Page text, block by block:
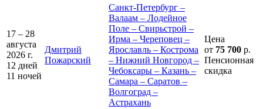
17 – 28
августа
2026 г.
12 дней
11 ночей
Дмитрий
Пожарский
Санкт-Петербург –
Валаам – Лодейное
Поле – Свирьстрой –
Ирма – Череповец –
Ярославль – Кострома
– Нижний Новгород –
Чебоксары – Казань –
Самара – Саратов –
Волгоград –
Астрахань
Цена
от 75 700 р.
Пенсионная
скидка